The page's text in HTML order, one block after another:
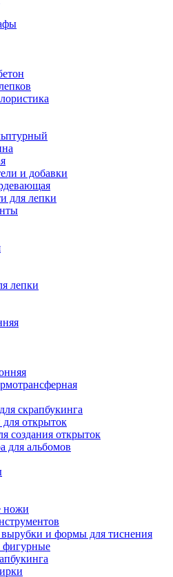
и добавки
для лепки
лепки
скрапбукинга
для открыток
создания открыток
для альбомов
ножи
и формы для тиснения